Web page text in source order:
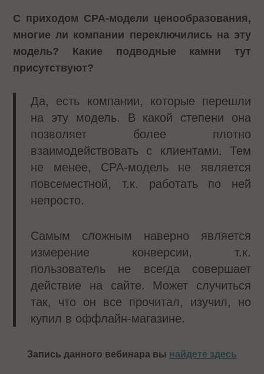
С приходом CPA-модели ценообразования,
многие ли компании переключились на эту
модель? Какие подводные камни тут
присутствуют?
Да, есть компании, которые перешли
на эту модель. В какой степени она
позволяет более плотно
взаимодействовать с клиентами. Тем
не менее, CPA-модель не является
повсеместной, т.к. работать по ней
непросто.
Самым сложным наверно является
измерение конверсии, т.к.
пользователь не всегда совершает
действие на сайте. Может случиться
так, что он все прочитал, изучил, но
купил в оффлайн-магазине.
Запись данного вебинара вы найдете здесь